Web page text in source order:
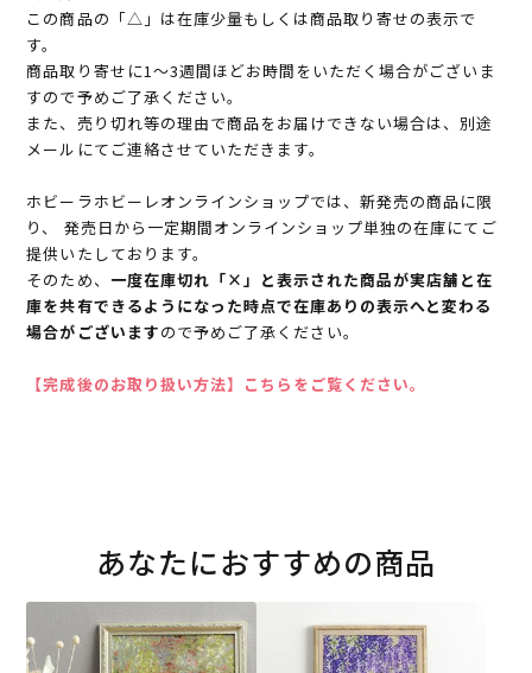
この商品の「△」は在庫少量もしくは商品取り寄せの表示で
す。
商品取り寄せに1～3週間ほどお時間をいただく場合がございま
すので予めご了承ください。
また、売り切れ等の理由で商品をお届けできない場合は、別途
メールにてご連絡させていただきます。
ホビーラホビーレオンラインショップでは、新発売の商品に限
り、 発売日から一定期間オンラインショップ単独の在庫にてご
提供いたしております。
そのため、 一度在庫切れ「×」と表示された商品が実店舗と在
庫を共有できるようになった時点で在庫ありの表示へと変わる
場合がございますので予めご了承ください。
【完成後のお取り扱い方法】こちらをご覧ください。
あなたにおすすめの商品